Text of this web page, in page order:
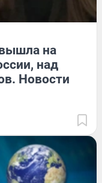
на
над
Новости